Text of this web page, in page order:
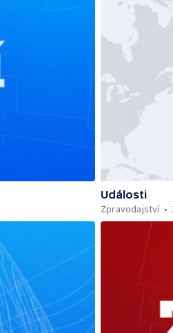
Události
Zpravodajství